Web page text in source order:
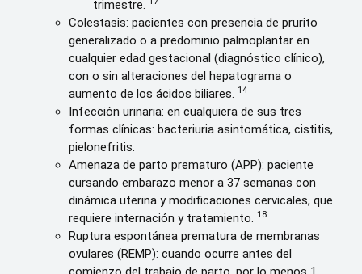
trimestre.
Colestasis: pacientes con presencia de prurito
generalizado o a predominio palmoplantar en
cualquier edad gestacional (diagnóstico clínico),
con o sin alteraciones del hepatograma o
aumento de los ácidos biliares. 14
Infección urinaria: en cualquiera de sus tres
formas clínicas: bacteriuria asintomática, cistitis,
pielonefritis.
Amenaza de parto prematuro (APP): paciente
cursando embarazo menor a 37 semanas con
dinámica uterina y modificaciones cervicales, que
requiere internación y tratamiento. 18
Ruptura espontánea prematura de membranas
ovulares (REMP): cuando ocurre antes del